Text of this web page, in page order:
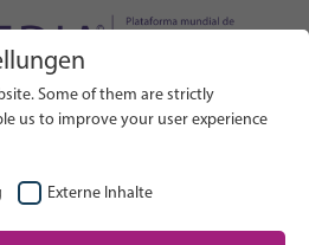
BUSCAR
idioma
web
Some of them are strictly
us to improve your user experience
Externe Inhalte